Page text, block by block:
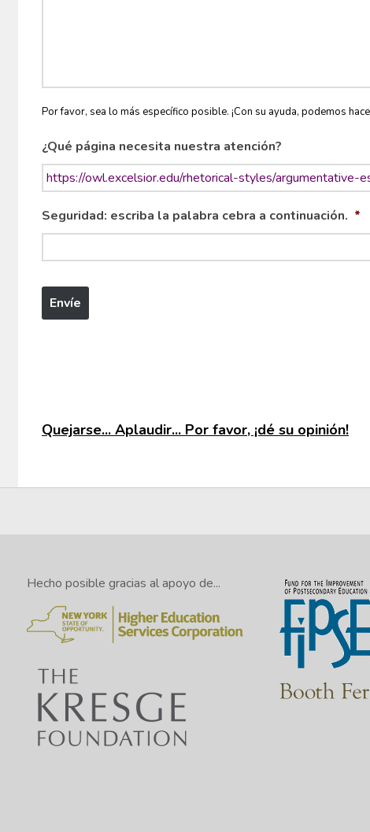
Por favor, sea lo más específico posible. ¡Con su ayuda, podemos
¿Qué página necesita nuestra atención?
Seguridad: escriba la palabra cebra a continuación. *
Quejarse... Aplaudir... Por favor, ¡dé su opinión!
Hecho posible gracias al apoyo de...